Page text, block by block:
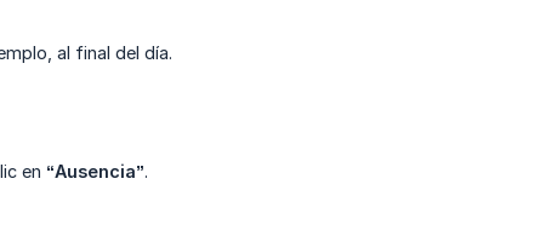
al final del día.
en “Ausencia”.